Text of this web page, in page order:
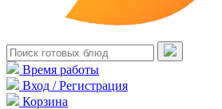
Время работы
Вход / Регистрация
Корзина